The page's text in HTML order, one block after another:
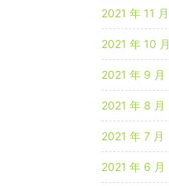
2021 年 11 月
2021 年 10 月
2021 年 9 月
2021 年 8 月
2021 年 7 月
2021 年 6 月